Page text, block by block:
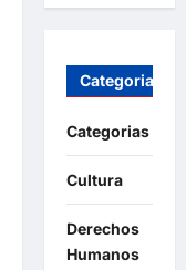
Categorias
Categorias
Cultura
Derechos
Humanos